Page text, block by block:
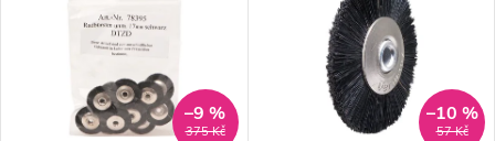
Nejprodávanější
Abecedně
375 Kč
–9 %
57 Kč
–10 %